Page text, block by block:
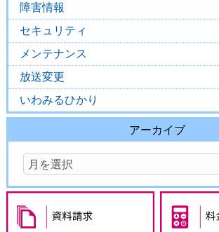
障害情報
セキュリティ
メンテナンス
放送変更
いわみるひかり
アーカイブ